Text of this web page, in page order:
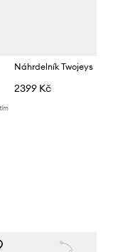
Náhrdelník Twojeys
2399 Kč